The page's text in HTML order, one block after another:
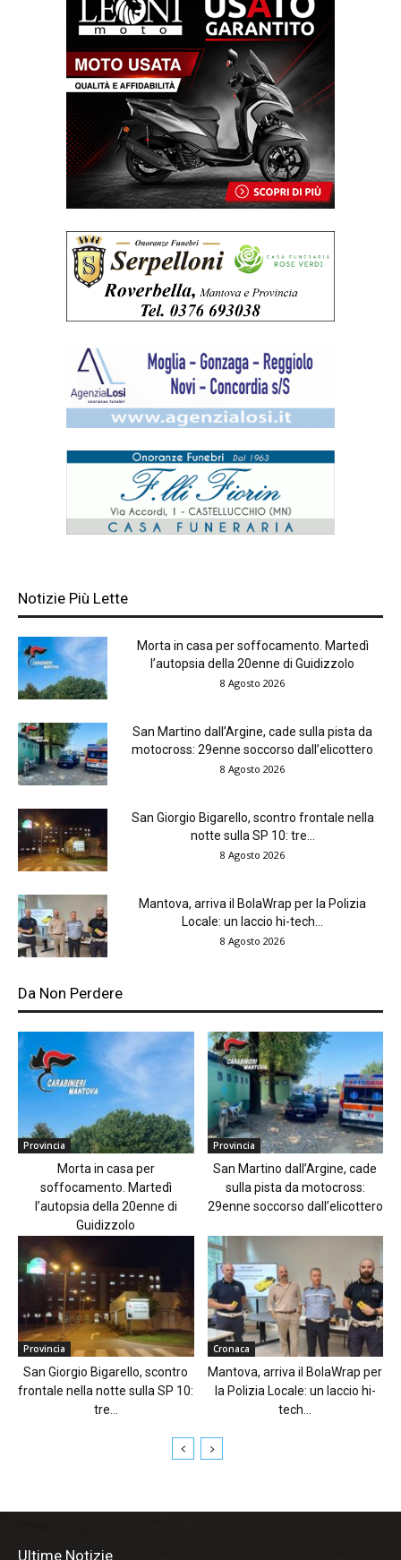
Notizie Più Lette
Morta in casa per soffocamento. Martedì
l’autopsia della 20enne di Guidizzolo
8 Agosto 2026
San Martino dall’Argine, cade sulla pista da
motocross: 29enne soccorso dall’elicottero
8 Agosto 2026
San Giorgio Bigarello, scontro frontale nella
notte sulla SP 10: tre...
8 Agosto 2026
Mantova, arriva il BolaWrap per la Polizia
Locale: un laccio hi-tech...
8 Agosto 2026
Da Non Perdere
Provincia
Morta in casa per
soffocamento. Martedì
l’autopsia della 20enne di
Guidizzolo
Provincia
San Martino dall’Argine, cade
sulla pista da motocross:
29enne soccorso dall’elicottero
Provincia
San Giorgio Bigarello, scontro
frontale nella notte sulla SP 10:
tre...
Cronaca
Mantova, arriva il BolaWrap per
la Polizia Locale: un laccio hi-
tech...
Ultime Notizie